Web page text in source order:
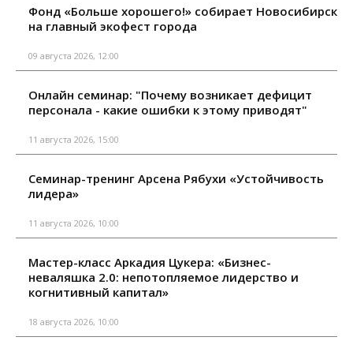
Фонд «Больше хорошего!» собирает Новосибирск
на главный экофест города
09 августа 2026, 12:00
Онлайн семинар: "Почему возникает дефицит
персонала - какие ошибки к этому приводят"
11 августа 2026, 15:00
Семинар-тренинг Арсена Рябухи «Устойчивость
лидера»
11 августа 2026, 10:00
Мастер-класс Аркадия Цукера: «Бизнес-
неваляшка 2.0: непотопляемое лидерство и
когнитивный капитал»
18 августа 2026, 10:00